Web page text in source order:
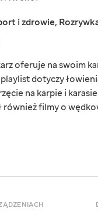
i zdrowie,
oferuje na swoim
dotyczy
na karpie i
również filmy o